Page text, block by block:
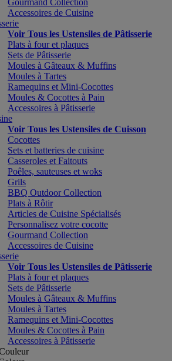
Gourmand Collection
Accessoires de Cuisine
Voir Tous les Ustensiles de Pâtisserie
Plats à four et plaques
Sets de Pâtisserie
Moules à Gâteaux & Muffins
Moules à Tartes
Ramequins et Mini-Cocottes
Moules & Cocottes à Pain
Accessoires à Pâtisserie
Voir Tous les Ustensiles de Cuisson
Cocottes
Sets et batteries de cuisine
Casseroles et Faitouts
Poêles, sauteuses et woks
Grils
BBQ Outdoor Collection
Plats à Rôtir
Articles de Cuisine Spécialisés
Personnalisez votre cocotte
Gourmand Collection
Accessoires de Cuisine
Voir Tous les Ustensiles de Pâtisserie
Plats à four et plaques
Sets de Pâtisserie
Moules à Gâteaux & Muffins
Moules à Tartes
Ramequins et Mini-Cocottes
Moules & Cocottes à Pain
Accessoires à Pâtisserie